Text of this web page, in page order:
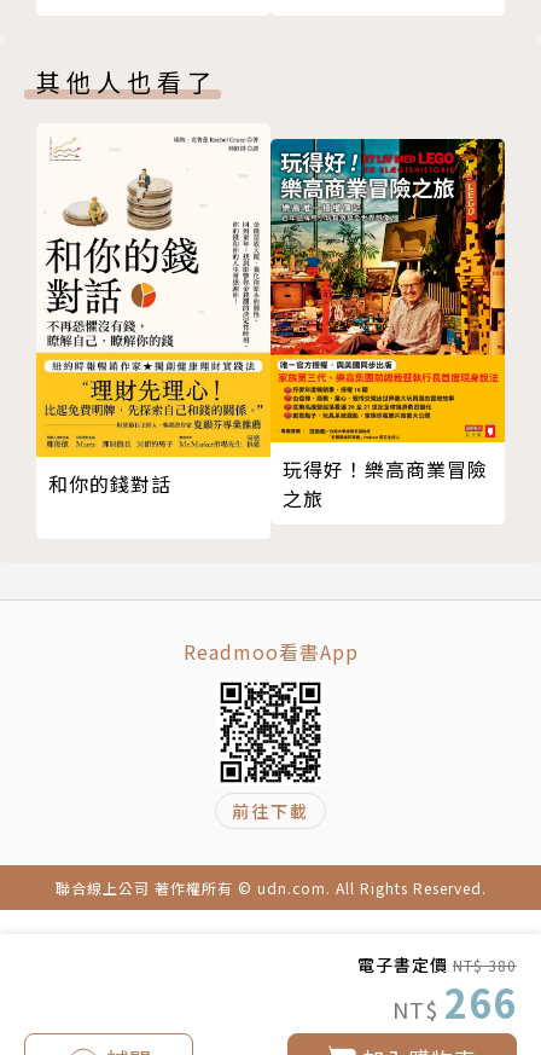
電子書定價 NT$ 380
NT$ 266
級報告」的危險，小心老闆與經理同陣線，讓你成為
「職場雙重霸凌」的受害者。
․不可恃才傲物，急著加薪就是等著無薪的開端，但是
要注意公司「薪資是否達標 」、「是否刻意降薪」、
「是否按時薪資給付」、「薪資報稅預扣方式」的「薪
資霸凌」。
․不要凡事講求公平，有時候 不公平反而是你的人脈累
積。但是，要清楚任職公司的「公司福利」當中的「健
康保險」、「職災保護」，也要知道「政府勞保」，不
要讓自己落入「職場權益霸凌」的不公正而不自知。
․臨時委派當日出差任務，但是如果公司沒給「出差
․在職場「男女同工同酬」是職場的權力，不要落入男
女不平等的「職場性別歧視」霸凌，在職場員工也有權
利得到「特別休假」，不要成為職場休假不平等的「福
․在職場，棒打出頭草，「懲罰不同流合汙者」屬於職
失」的霸凌。
法律調解專家教你如何維護職場權益，化解工作場合的
欺壓侵犯，讓你在職場建立公平健康的工作環境。所謂
的「職場霸凌」（workplace bullying），不單指工
付的「人力剝削霸凌」
14. 職場「男女同工同酬」與「休假」是趨勢，不要落
入男女不平等的「職場性別歧視霸凌」
15. 職場「資遣」與「解僱」，避免落入被「不當解僱
的霸凌」
PART 4 職場霸凌「生存篇」
16.「懲罰不同流合汙者」屬於職場霸凌，不要被捲入
「職場共同過失霸凌」
17.「職場網路霸凌」，告訴你解決的方法
18. 面對「職場栽贓霸凌」如何處理
19.「孕婦求職被拒」以及「孕婦因孕被辭」的「個人
身分轉換霸凌」
20. 如何協助杜絕「歧視殘障者」的霸凌
PART 5 職場霸凌防治「提升篇」
22.「職場年齡歧視霸凌」因職場而異，如何重塑自己
23.「職場肢體霸凌」有刑法責任，處理職場肢體霸凌
24. 如何處理「主管偏心霸凌」讓你超越情緒內耗框架
25. 職場瓶頸有時候是職場評估失誤，不是職場霸凌，
後言 這些職場霸凌，你要知道如何面對與處理，並且
References
版權頁
其他人也看了
和你的錢對話
玩得好！樂高商業冒險
之旅
Readmoo看書App
前往下載
聯合線上公司 著作權所有 © udn.com. All Rights Reserved.